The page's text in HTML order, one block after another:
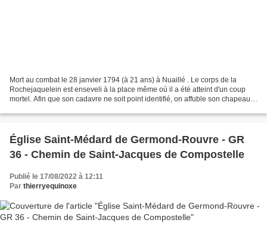
Mort au combat le 28 janvier 1794 (à 21 ans) à Nuaillé . Le corps de la
Rochejaquelein est enseveli à la place même où il a été atteint d'un coup
mortel. Afin que son cadavre ne soit point identifié, on affuble son chapeau
Église Saint-Médard de Germond-Rouvre - GR
36 - Chemin de Saint-Jacques de Compostelle
Publié le 17/08/2022 à 12:11
Par thierryequinoxe